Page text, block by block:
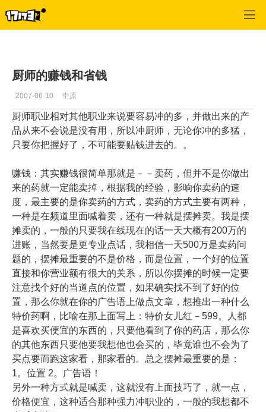
厨师的赚钱和省钱
2007-06-10 中原
厨师职业相对其他职业来说要容易冲的多，并做出来的产
品从来不会说是没有用，所以冲厨师，无论你冲的多猛，
只要你把握好了，不可能要贴钱进去的。。
赚钱：其实赚钱很简单那就是－－卖药，但并不是你做出
来的药就一定能卖掉，根据我的经验，影响你卖药的速
度，最主要的是你卖药的方式，卖药的方式主要有两种，
一种是在频道里面喊着卖，还有一种就是摆摊卖。我是摆
摊卖的，一般的只要我在线现在的话一天大概有200万的
进账，当然要是更专业点话，我相信一天500万是卖药问
题的，摆摊最重要的不是价格，而是位置，一个好的位置
直接和你营业额有很大的关系，所以你摆摊的时候一定要
注意找个好的当道点的位置，如果确实找不到了好的位
置，那么你就在你的广告语上做点文章，想推出一种什么
特价药啊，比喻在那上面写上：特价女儿红－599。人都
是喜欢买便宜的东西的，只要他看到了你的药店，那么你
的其他东西只要他要我想他也会买的，毕竟谁也不会为了
买点要而跑这家看，那家看的。总之摆摊最重要的是：
1。位置 2。广告语！
另外一种方式就是喊卖，这就没有上面技巧了，就一点，
价格便宜，这种适合那种强力冲职业的，一般的我想都不